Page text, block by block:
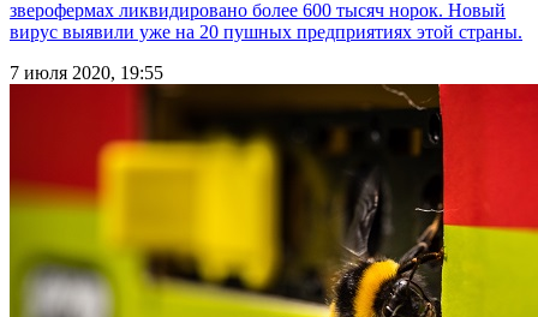
зверофермах ликвидировано более 600 тысяч норок. Новый
вирус выявили уже на 20 пушных предприятиях этой страны.
7 июля 2020, 19:55